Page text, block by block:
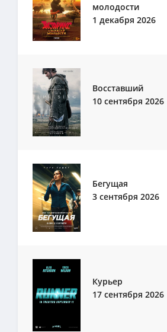
молодости
1 декабря 2026
Восставший
10 сентября 2026
Бегущая
3 сентября 2026
Курьер
17 сентября 2026